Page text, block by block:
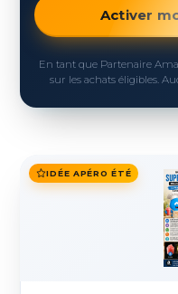
Activer
En tant que Partenaire
sur les achats éligibles.
IDÉE APÉRO ÉTÉ